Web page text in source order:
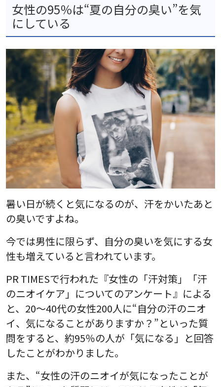
女性の95％は“夏の自分の臭い”を気
にしている
暑い日が続くと気になるのが、汗をかいたあと
の臭いですよね。
今では男性に限らず、自分の臭いを気にする女
性も増えていると言われています。
PR TIMESで行われた『女性の「汗対策」「汗
のニオイケア」についてのアンケート』による
と、20～40代の女性200人に“自分の汗のニオ
イ、気になることがありますか？”といった質
問をすると、約95％の人が「気になる」と回答
したことがわかりました。
また、“女性の汗のニオイが気になったことが